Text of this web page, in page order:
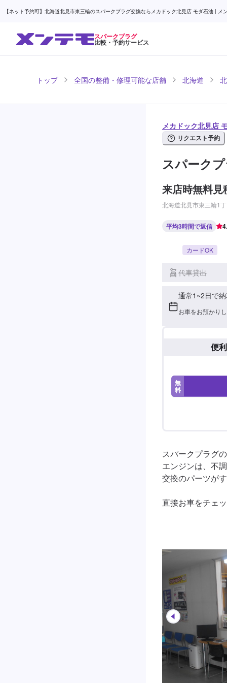
【ネット予約可】北海道北見市東三輪のスパークプラグ交換ならメカドック北見店 モダ石油 | メ
スパークプラグ
比較・予約サービス
トップ 全国の整備・修理可能な店舗 北海道
メカドック北見店
リクエスト予約
スパーク
来店時無料見
北海道北見市東三輪1
平均3時間で返信
カードOK
代車貸出
通常1~2日で
お車をお預かり
便
無
料
スパークプラグ
エンジンは、不
交換のパーツが
直接お車をチェ